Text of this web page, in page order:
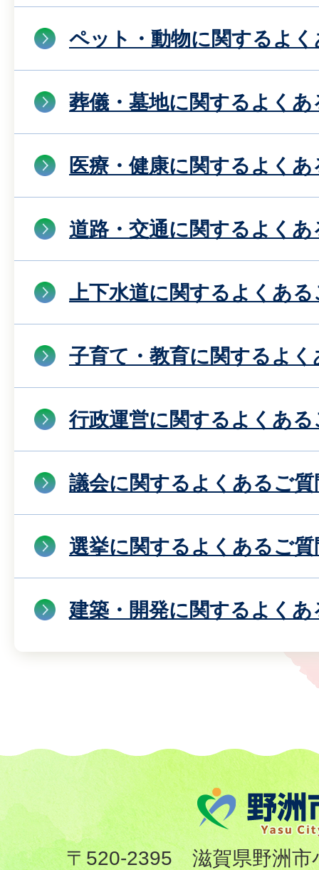
ペット・動物に関するよ
葬儀・墓地に関するよくあ
医療・健康に関するよく
道路・交通に関するよくあ
上下水道に関するよくある
子育て・教育に関するよ
行政運営に関するよくある
議会に関するよくあるご質
選挙に関するよくあるご質
建築・開発に関するよくあ
〒520-2395 滋賀県野洲市